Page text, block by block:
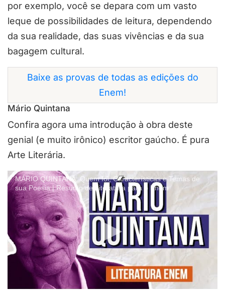
por exemplo, você se depara com um vasto
leque de possibilidades de leitura, dependendo
da sua realidade, das suas vivências e da sua
bagagem cultural.
Baixe as provas de todas as edições do
Enem!
Mário Quintana
Confira agora uma introdução à obra deste
genial (e muito irônico) escritor gaúcho. É pura
Arte Literária.
MÁRIO QUINTANA: Quem foi, Características e Temas de
sua Poesia | Resumo de Literatura para o Enem